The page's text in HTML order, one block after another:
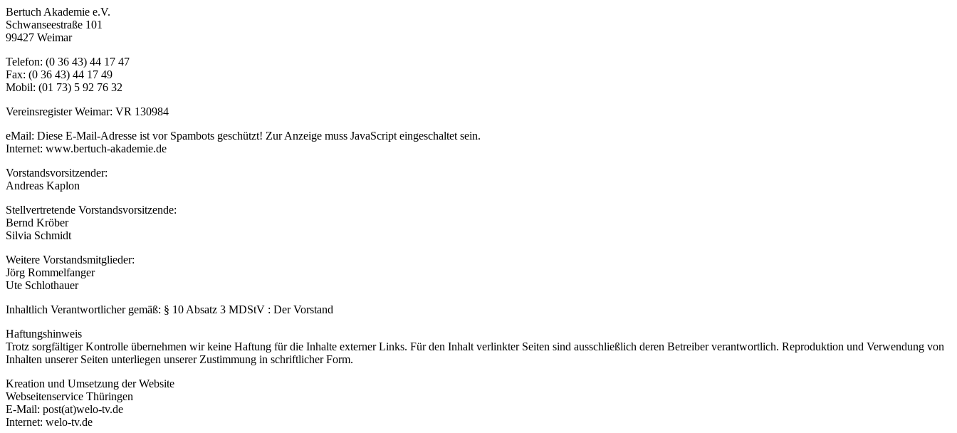
Bertuch Akademie e.V.
Schwanseestraße 101
99427 Weimar
Telefon: (0 36 43) 44 17 47
Fax: (0 36 43) 44 17 49
Mobil: (01 73) 5 92 76 32
Vereinsregister Weimar: VR 130984
eMail: Diese E-Mail-Adresse ist vor Spambots geschützt! Zur Anzeige muss JavaScript eingeschaltet sein.
Internet: www.bertuch-akademie.de
Vorstandsvorsitzender:
Andreas Kaplon
Stellvertretende Vorstandsvorsitzende:
Bernd Kröber
Silvia Schmidt
Weitere Vorstandsmitglieder:
Jörg Rommelfanger
Ute Schlothauer
Inhaltlich Verantwortlicher gemäß: § 10 Absatz 3 MDStV : Der Vorstand
Haftungshinweis
Trotz sorgfältiger Kontrolle übernehmen wir keine Haftung für die Inhalte externer Links. Für den Inhalt verlinkter Seiten sind ausschließlich deren Betreiber verantwortlich. Reproduktion und Verwendung von
Inhalten unserer Seiten unterliegen unserer Zustimmung in schriftlicher Form.
Kreation und Umsetzung der Website
Webseitenservice Thüringen
E-Mail: post(at)welo-tv.de
Internet: welo-tv.de